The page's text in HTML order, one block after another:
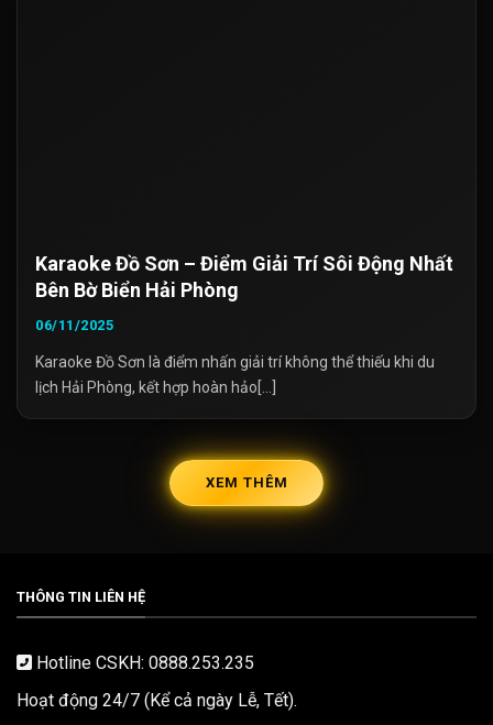
Karaoke Đồ Sơn – Điểm Giải Trí Sôi Động Nhất
Bên Bờ Biển Hải Phòng
06/11/2025
Karaoke Đồ Sơn là điểm nhấn giải trí không thể thiếu khi du
lịch Hải Phòng, kết hợp hoàn hảo[...]
XEM THÊM
THÔNG TIN LIÊN HỆ
Hotline CSKH: 0888.253.235
Hoạt động 24/7 (Kể cả ngày Lễ, Tết).